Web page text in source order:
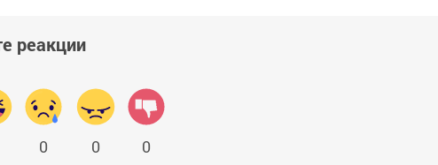
реакции
0 0 0